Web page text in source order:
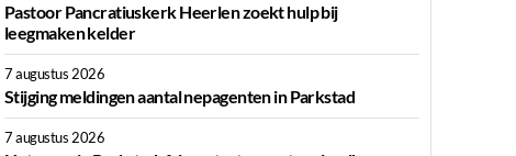
Pastoor Pancratiuskerk Heerlen zoekt hulp bij
leegmaken kelder
7 augustus 2026
Stijging meldingen aantal nepagenten in Parkstad
7 augustus 2026